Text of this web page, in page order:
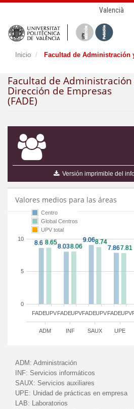
Valencià
Inicio Facultad de Administración
Facultad de Administración
Dirección de Empresas
(FADE)
Versión imprimible del
Valores medios para las áreas
FADE FADE FADE FADE
UPV UPV UPV UPV
ADM INF SAUX UPE
0
5
10
Centro
Global Centros
UPV total
ADM: Administración
INF: Servicios informáticos
SAUX: Servicios auxiliares
UPE: Unidad de prácticas en empresa
LAB: Laboratorios